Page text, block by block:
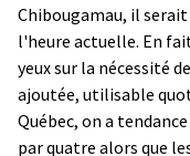
Chibougamau, il
l'heure actuelle. En
yeux sur la nécessité
ajoutée, utilisable
Québec, on a
par quatre alors que